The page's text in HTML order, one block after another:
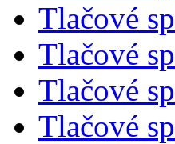
Tlačové
Tlačové
Tlačové
Tlačové